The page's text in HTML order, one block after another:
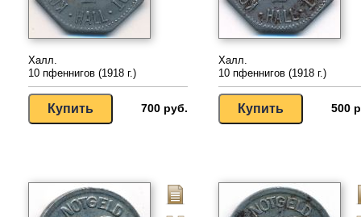
Халл.
10 пфеннигов (1918 г.)
700 руб.
Халл.
10 пфеннигов (1918 г.)
500